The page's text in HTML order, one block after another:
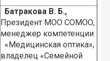
Батракова В. Б.,
Президент МОО СОМОО,
менеджер компетенции
«Медицинская оптика»,
владелец «Семейной